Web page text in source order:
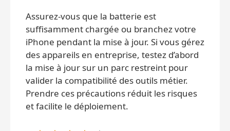
Assurez-vous que la batterie est
suffisamment chargée ou branchez votre
iPhone pendant la mise à jour. Si vous gérez
des appareils en entreprise, testez d’abord
la mise à jour sur un parc restreint pour
valider la compatibilité des outils métier.
Prendre ces précautions réduit les risques
et facilite le déploiement.